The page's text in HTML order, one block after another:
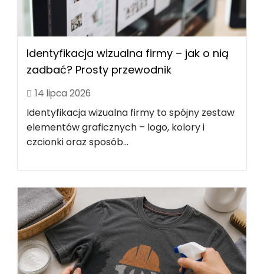
Identyfikacja wizualna firmy – jak o nią
zadbać? Prosty przewodnik
14 lipca 2026
Identyfikacja wizualna firmy to spójny zestaw
elementów graficznych – logo, kolory i
czcionki oraz sposób...